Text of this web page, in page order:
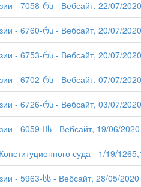
- 7058-რს - Вебсайт, 22/07/2020
- 6760-რს - Вебсайт, 20/07/2020
- 6753-რს - Вебсайт, 20/07/2020
- 6702-რს - Вебсайт, 07/07/2020
- 6726-რს - Вебсайт, 03/07/2020
- 6059-IIს - Вебсайт, 19/06/2020
суда - 1/19/
- 5963-სს - Вебсайт, 28/05/2020